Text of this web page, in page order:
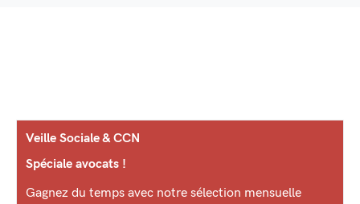
Veille Sociale & CCN
Spéciale avocats !
Gagnez du temps avec notre sélection mensuelle